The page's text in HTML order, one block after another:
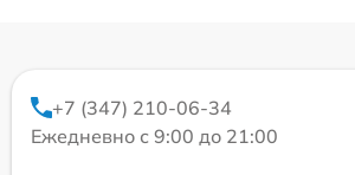
+7 (347) 210-06-34
Ежедневно с 9:00 до 21:00